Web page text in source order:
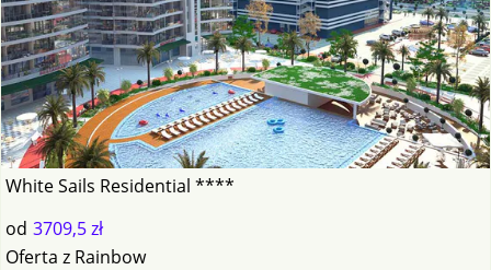
White Sails Residential ****
od 3709,5 zł
Oferta z Rainbow